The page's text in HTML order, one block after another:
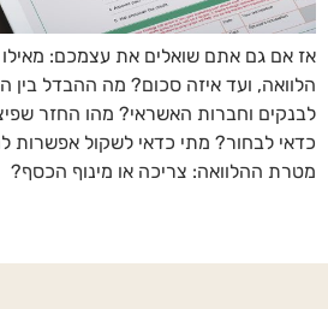
אז אם גם אתם שואלים את עצמכם:
הלוואה, ועד איזה סכום? מה ההבדל בין
לבנקים וחברות האשראי? מהו החזר
כדאי לבחור? מתי כדאי לשקול אפשרות
מטרת ההלוואה: צריכה או מינוף הכסף?